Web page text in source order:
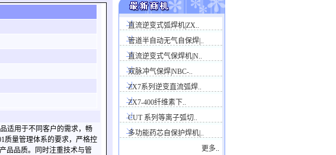
适用于不同客户的需求，畅
质量管理体系的要求，严格控
品品质。同时注重技术与管
直流逆变式弧焊机|ZX..
管道半自动无气自保焊|..
直流逆变式气保焊机|N..
双脉冲气保焊|NBC-..
ZX7系列逆变直流弧焊..
ZX7-400纤维素下..
CUT 系列等离子弧切..
多功能药芯自保护焊机|..
更多..